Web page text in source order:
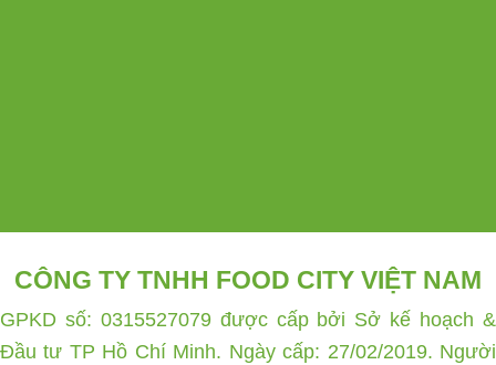
CÔNG TY TNHH FOOD CITY VIỆT NAM
GPKD số: 0315527079 được cấp bởi Sở kế hoạch &
Đầu tư TP Hồ Chí Minh. Ngày cấp: 27/02/2019. Người